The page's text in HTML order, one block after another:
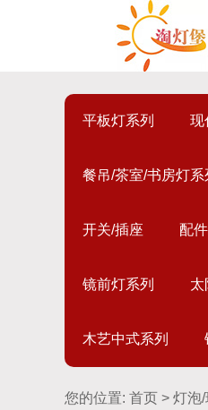
平板灯系列 现
餐吊/茶室/书房灯系
开关/插座 配
镜前灯系列 太
木艺中式系列
您的位置: 首页 > 灯泡/